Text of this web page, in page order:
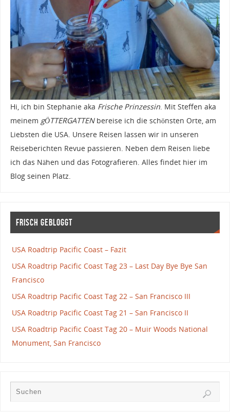
Hi, ich bin Stephanie aka Frische Prinzessin. Mit Steffen aka
meinem gÖTTERGATTENbereise ich die schönsten Orte, am
Liebsten die USA. Unsere Reisen lassen wir in unseren
Reiseberichten Revue passieren. Neben dem Reisen liebe
ich das Nähen und das Fotografieren. Alles findet hier im
Blog seinen Platz.
Frisch gebloggt
USA Roadtrip Pacific Coast – Fazit
USA Roadtrip Pacific Coast Tag 23 – Last Day Bye Bye San
Francisco
USA Roadtrip Pacific Coast Tag 22 – San Francisco III
USA Roadtrip Pacific Coast Tag 21 – San Francisco II
USA Roadtrip Pacific Coast Tag 20 – Muir Woods National
Monument, San Francisco